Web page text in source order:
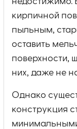
кирпичной
пыльным,
оставить
поверхности,
них, даже не
Однако
конструкция